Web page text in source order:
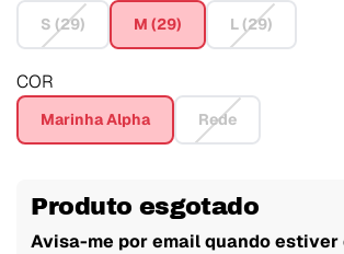
S (29) M (29) L (29)
COR
Marinha Alpha Rede
Produto esgotado
Avisa-me por email quando